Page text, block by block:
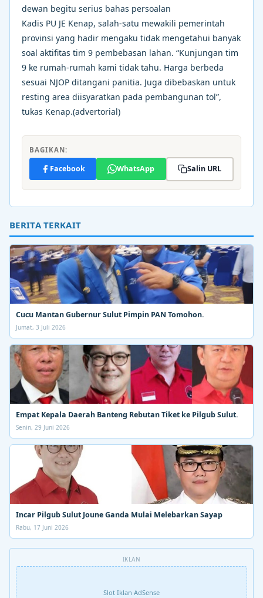
dewan begitu serius bahas persoalan
Kadis PU JE Kenap, salah-satu mewakili pemerintah
provinsi yang hadir mengaku tidak mengetahui banyak
soal aktifitas tim 9 pembebasan lahan. “Kunjungan tim
9 ke rumah-rumah kami tidak tahu. Harga berbeda
sesuai NJOP ditangani panitia. Juga dibebaskan untuk
resting area diisyaratkan pada pembangunan tol”,
tukas Kenap.(advertorial)
BAGIKAN:
Facebook WhatsApp Salin URL
BERITA TERKAIT
Cucu Mantan Gubernur Sulut Pimpin PAN Tomohon.
Jumat, 3 Juli 2026
Empat Kepala Daerah Banteng Rebutan Tiket ke Pilgub Sulut.
Senin, 29 Juni 2026
Incar Pilgub Sulut Joune Ganda Mulai Melebarkan Sayap
Rabu, 17 Juni 2026
IKLAN
Slot Iklan AdSense